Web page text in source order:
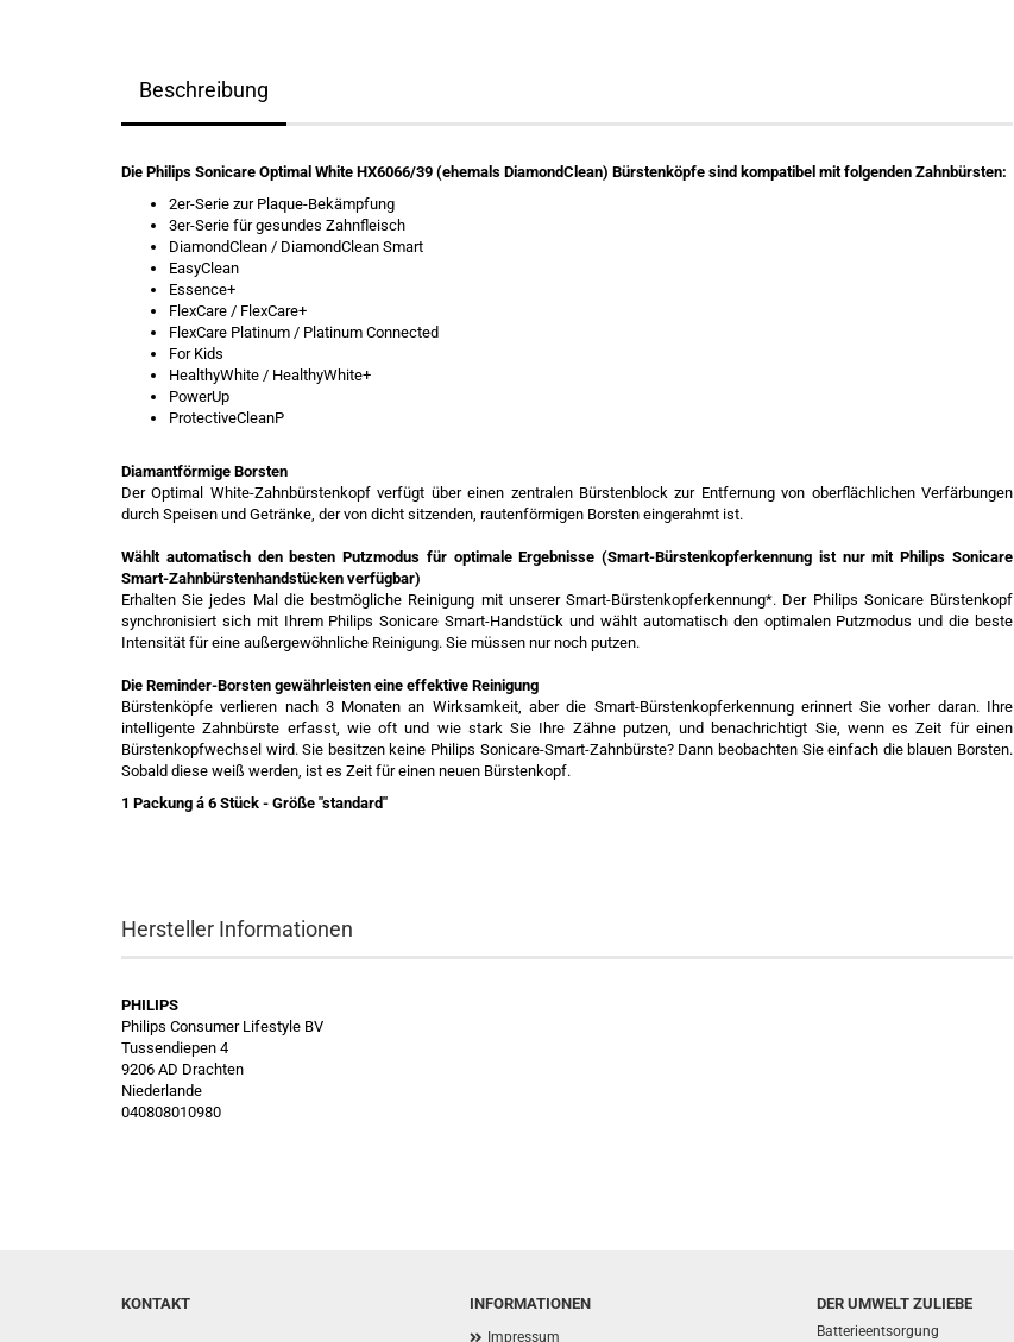
Beschreibung
Die Philips Sonicare Optimal White HX6066/39 (ehemals DiamondClean) Bürstenköpfe sind kompatibel mit folgenden Zahnbürsten:
2er-Serie zur Plaque-Bekämpfung
3er-Serie für gesundes Zahnfleisch
DiamondClean / DiamondClean Smart
EasyClean
Essence+
FlexCare / FlexCare+
FlexCare Platinum / Platinum Connected
For Kids
HealthyWhite / HealthyWhite+
PowerUp
ProtectiveCleanP
Diamantförmige Borsten
Der Optimal White-Zahnbürstenkopf verfügt über einen zentralen Bürstenblock zur Entfernung von oberflächlichen Verfärbungen
durch Speisen und Getränke, der von dicht sitzenden, rautenförmigen Borsten eingerahmt ist.
Wählt automatisch den besten Putzmodus für optimale Ergebnisse (Smart-Bürstenkopferkennung ist nur mit Philips Sonicare
Smart-Zahnbürstenhandstücken verfügbar)
Erhalten Sie jedes Mal die bestmögliche Reinigung mit unserer Smart-Bürstenkopferkennung*. Der Philips Sonicare Bürstenkopf
synchronisiert sich mit Ihrem Philips Sonicare Smart-Handstück und wählt automatisch den optimalen Putzmodus und die beste
Intensität für eine außergewöhnliche Reinigung. Sie müssen nur noch putzen.
Die Reminder-Borsten gewährleisten eine effektive Reinigung
Bürstenköpfe verlieren nach 3 Monaten an Wirksamkeit, aber die Smart-Bürstenkopferkennung erinnert Sie vorher daran. Ihre
intelligente Zahnbürste erfasst, wie oft und wie stark Sie Ihre Zähne putzen, und benachrichtigt Sie, wenn es Zeit für einen
Bürstenkopfwechsel wird. Sie besitzen keine Philips Sonicare-Smart-Zahnbürste? Dann beobachten Sie einfach die blauen Borsten.
Sobald diese weiß werden, ist es Zeit für einen neuen Bürstenkopf.
1 Packung á 6 Stück - Größe "standard"
Hersteller Informationen
PHILIPS
Philips Consumer Lifestyle BV
Tussendiepen 4
9206 AD Drachten
Niederlande
040808010980
INFORMATIONEN
Impressum
DER UMWELT ZULIEBE
Batterieentsorgung
KONTAKT